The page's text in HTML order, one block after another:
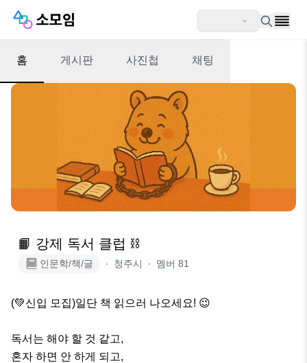
홈 게시판 사진첩 채팅
📙 강제 독서 클럽 ⛓️
인문학/책/글 ∙ 청주시 ∙ 멤버 81
(💚신입 모집)일단 책 읽으러 나오세요! 😉
독서는 해야 할 것 같고,
혼자 하면 안 하게 되고,